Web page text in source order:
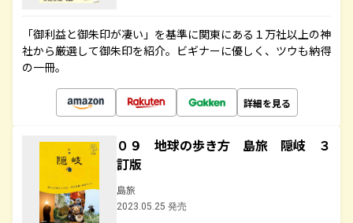
「御利益と御朱印が凄い」を基準に関東にある１万社以上の神
社から厳選して御朱印を紹介。ビギナーに優しく、ツウも納得
の一冊。
詳細を見る
０９ 地球の歩き方 島旅 隠岐 ３
訂版
島旅
2023.05.25 発売